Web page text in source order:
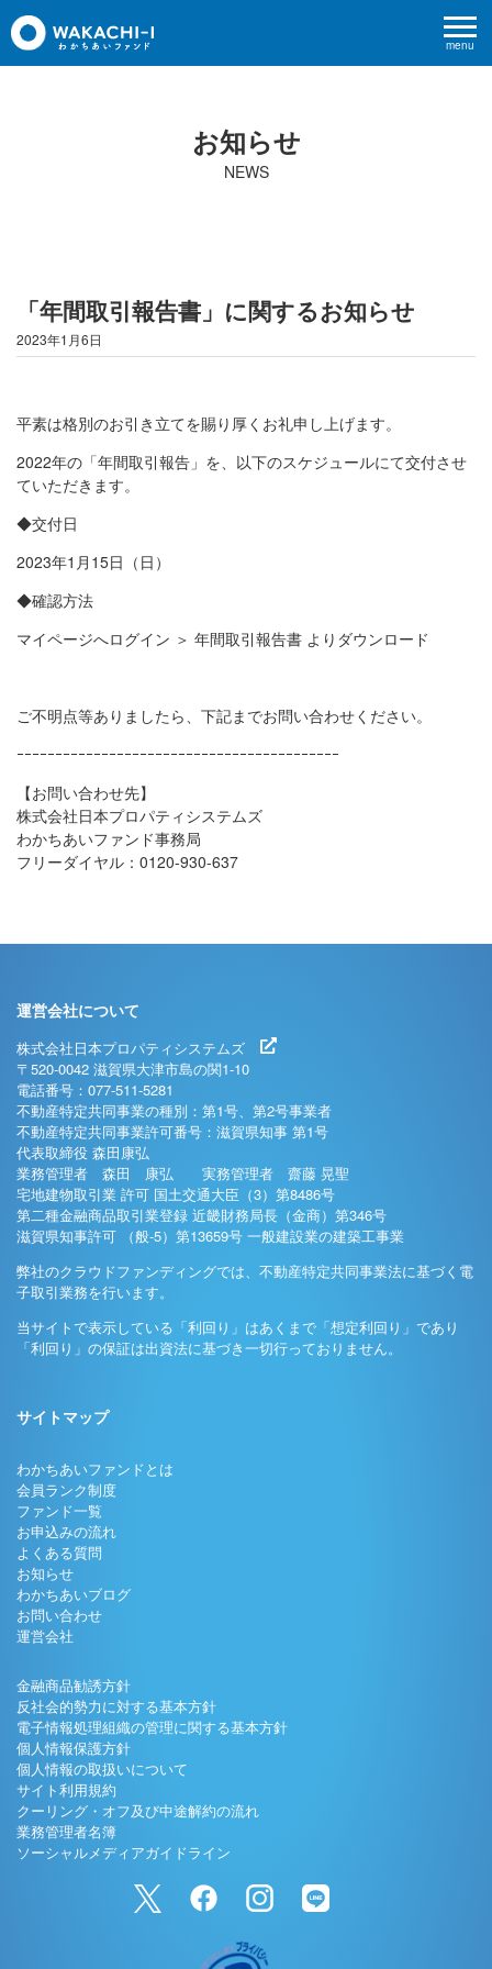
menu
お知らせ
NEWS
「年間取引報告書」に関するお知らせ
2023年1月6日
平素は格別のお引き立てを賜り厚くお礼申し上げます。
2022年の「年間取引報告」を、以下のスケジュールにて交付させ
ていただきます。
◆交付日
2023年1月15日（日）
◆確認方法
マイページへログイン ＞ 年間取引報告書 よりダウンロード
ご不明点等ありましたら、下記までお問い合わせください。
ｰｰｰｰｰｰｰｰｰｰｰｰｰｰｰｰｰｰｰｰｰｰｰｰｰｰｰｰｰｰｰｰｰｰｰｰｰｰｰｰｰｰ
【お問い合わせ先】
株式会社日本プロパティシステムズ
わかちあいファンド事務局
フリーダイヤル：0120-930-637
運営会社について
株式会社日本プロパティシステムズ
〒520-0042 滋賀県大津市島の関1-10
電話番号：077-511-5281
不動産特定共同事業の種別：第1号、第2号事業者
不動産特定共同事業許可番号：滋賀県知事 第1号
代表取締役 森田康弘
業務管理者 森田 康弘 実務管理者 齋藤 晃聖
宅地建物取引業 許可 国土交通大臣（3）第8486号
第二種金融商品取引業登録 近畿財務局長（金商）第346号
滋賀県知事許可 （般-5）第13659号 一般建設業の建築工事業
弊社のクラウドファンディングでは、不動産特定共同事業法に基づく電
子取引業務を行います。
当サイトで表示している「利回り」はあくまで「想定利回り」であり
「利回り」の保証は出資法に基づき一切行っておりません。
サイトマップ
わかちあいファンドとは
会員ランク制度
ファンド一覧
お申込みの流れ
よくある質問
お知らせ
わかちあいブログ
お問い合わせ
運営会社
金融商品勧誘方針
反社会的勢力に対する基本方針
電子情報処理組織の管理に関する基本方針
個人情報保護方針
個人情報の取扱いについて
サイト利用規約
クーリング・オフ及び中途解約の流れ
業務管理者名簿
ソーシャルメディアガイドライン